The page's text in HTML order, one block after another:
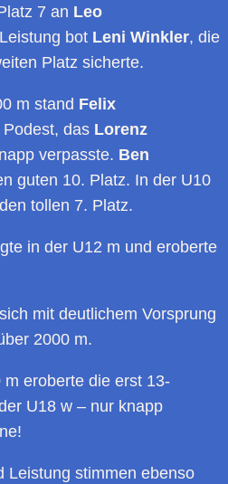
7 an Leo
bot Leni Winkler, die
Platz sicherte.
m stand Felix
das Lorenz
verpasste. Ben
guten 10. Platz. In der U10
tollen 7. Platz.
in der U12 m und eroberte
mit deutlichem Vorsprung
2000 m.
eroberte die erst 13-
U18 w – nur knapp
Leistung stimmen ebenso